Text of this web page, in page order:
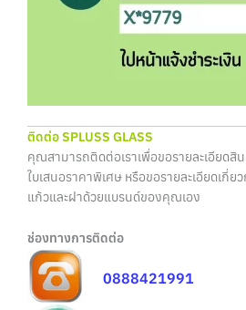
ติดต่อ SPLUSS GLASS
คุณสามารถติดต่อเราเพื่อขอรายละเอียด
ใบเสนอราคาพิเศษ หรือขอรายละเอียดเกี่
แก้วและฝาด้วยแบรนด์ของคุณเอง
ช่องทางการติดต่อ
0888421991